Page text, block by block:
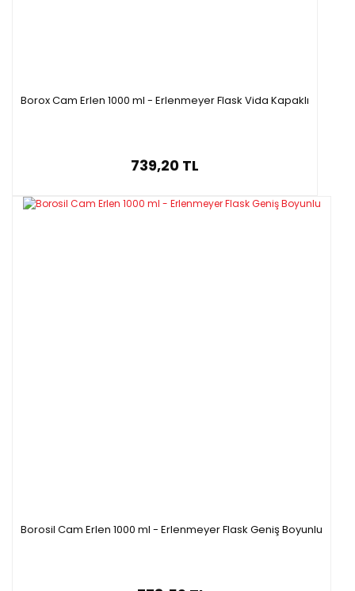
Borox Cam Erlen 1000 ml - Erlenmeyer Flask Vida Kapaklı
739,20 TL
Borosil Cam Erlen 1000 ml - Erlenmeyer Flask Geniş Boyunlu